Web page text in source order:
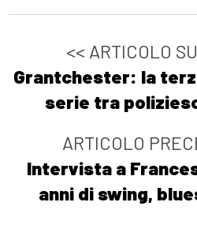
Agosto 2021
Tagliapietra:
[11]Zetafobia
morta, di
<< ARTICOLO
Grantchester: la
serie tra
ARTICOLO
Intervista a
anni di swing,